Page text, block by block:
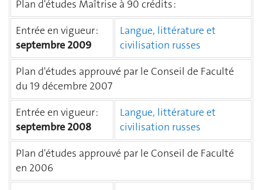
Plan d'études Maîtrise à 90 crédits :
Entrée en vigueur :
septembre 2009
Langue, littérature et
civilisation russes
Plan d'études approuvé par le Conseil de Faculté
du 19 décembre 2007
Entrée en vigueur :
septembre 2008
Langue, littérature et
civilisation russes
Plan d'études approuvé par le Conseil de Faculté
en 2006